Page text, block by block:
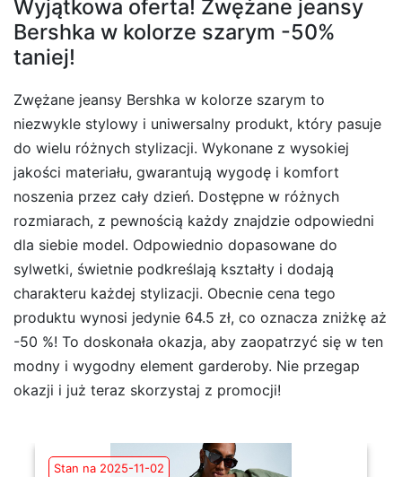
Wyjątkowa oferta! Zwężane jeansy
Bershka w kolorze szarym -50%
taniej!
Zwężane jeansy Bershka w kolorze szarym to
niezwykle stylowy i uniwersalny produkt, który pasuje
do wielu różnych stylizacji. Wykonane z wysokiej
jakości materiału, gwarantują wygodę i komfort
noszenia przez cały dzień. Dostępne w różnych
rozmiarach, z pewnością każdy znajdzie odpowiedni
dla siebie model. Odpowiednio dopasowane do
sylwetki, świetnie podkreślają kształty i dodają
charakteru każdej stylizacji. Obecnie cena tego
produktu wynosi jedynie 64.5 zł, co oznacza zniżkę aż
-50 %! To doskonała okazja, aby zaopatrzyć się w ten
modny i wygodny element garderoby. Nie przegap
okazji i już teraz skorzystaj z promocji!
Stan na 2025-11-02